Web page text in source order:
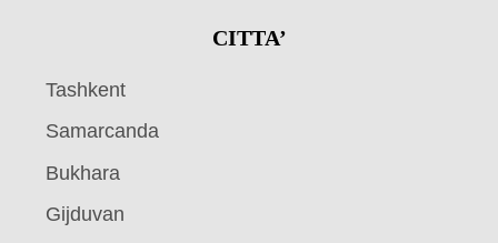
CITTA’
Tashkent
Samarcanda
Bukhara
Gijduvan